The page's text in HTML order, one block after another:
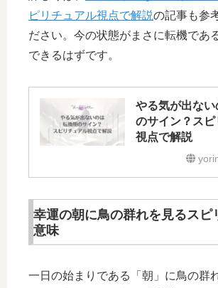
ピリチュアル視点で解説の記事も参
ださい。今の状態がまさに転機であ
できるはずです。
やる気が出ない
のサイン？ス
視点で解説
幸運の朝に鳥の群れを見るスピ
意味
一日の始まりである「朝」に鳥の群